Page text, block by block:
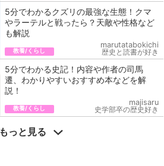
5分でわかるクズリの最強な生態！クマ
やラーテルと戦ったら？天敵や性格など
も解説
教養/くらし
marutatabokichi
歴史と読書が好き
5分でわかる史記！内容や作者の司馬
遷、わかりやすいおすすめ本などを解
説！
教養/くらし
majisaru
史学部卒の歴史好き
もっと見る